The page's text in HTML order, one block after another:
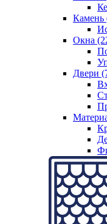
Камень
Окна
Двери